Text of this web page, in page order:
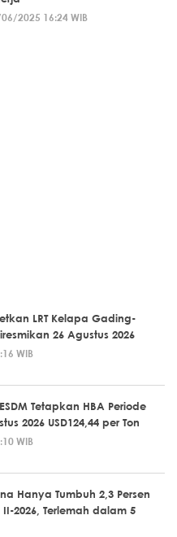
2025 16:24 WIB
LRT Kelapa Gading-
26 Agustus 2026
WIB
Tetapkan HBA Periode
2026 USD124,44 per Ton
WIB
Hanya Tumbuh 2,3 Persen
2026, Terlemah dalam 5